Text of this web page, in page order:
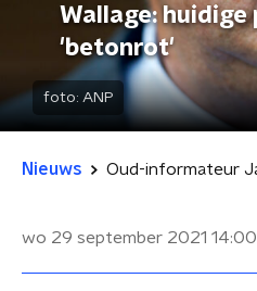
Wallage:
'betonrot'
foto: ANP
Nieuws
wo 29 september 2021 14:00